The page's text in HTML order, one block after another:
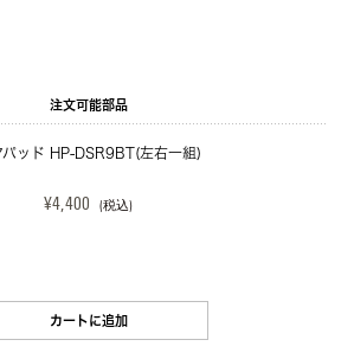
注文可能部品
パッド HP-DSR9BT(左右一組)
¥4,400 (税込)
カートに追加